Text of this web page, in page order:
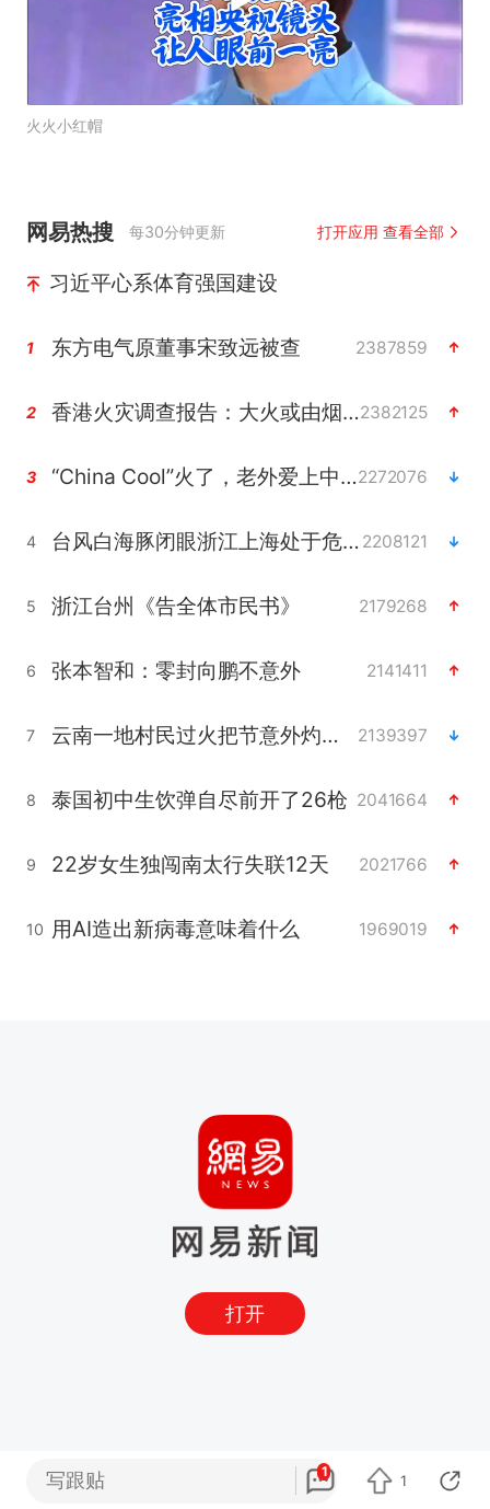
火火小红帽
网易热搜 每30分钟更新 打开应用 查看全部
习近平心系体育强国建设
1 东方电气原董事宋致远被查 2387859
2 香港火灾调查报告：大火或由烟头引起2382125
3 “China Cool”火了，老外爱上中国避暑游2272076
4 台风白海豚闭眼浙江上海处于危险半圆 2208121
5 浙江台州《告全体市民书》 2179268
6 张本智和：零封向鹏不意外 2141411
7 云南一地村民过火把节意外灼伤16人 2139397
8 泰国初中生饮弹自尽前开了26枪 2041664
9 22岁女生独闯南太行失联12天 2021766
10 用AI造出新病毒意味着什么 1969019
打开
写跟贴 1
1